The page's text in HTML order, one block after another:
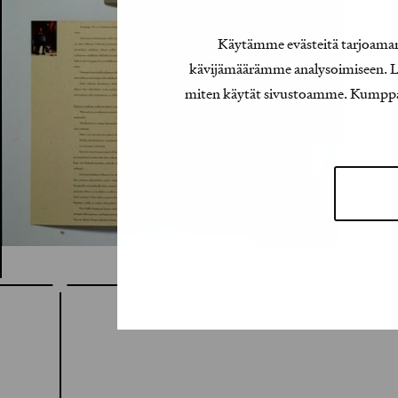
Käytämme evästeitä
kävijämäärämme analysoimiseen.
miten käytät sivustoamme.